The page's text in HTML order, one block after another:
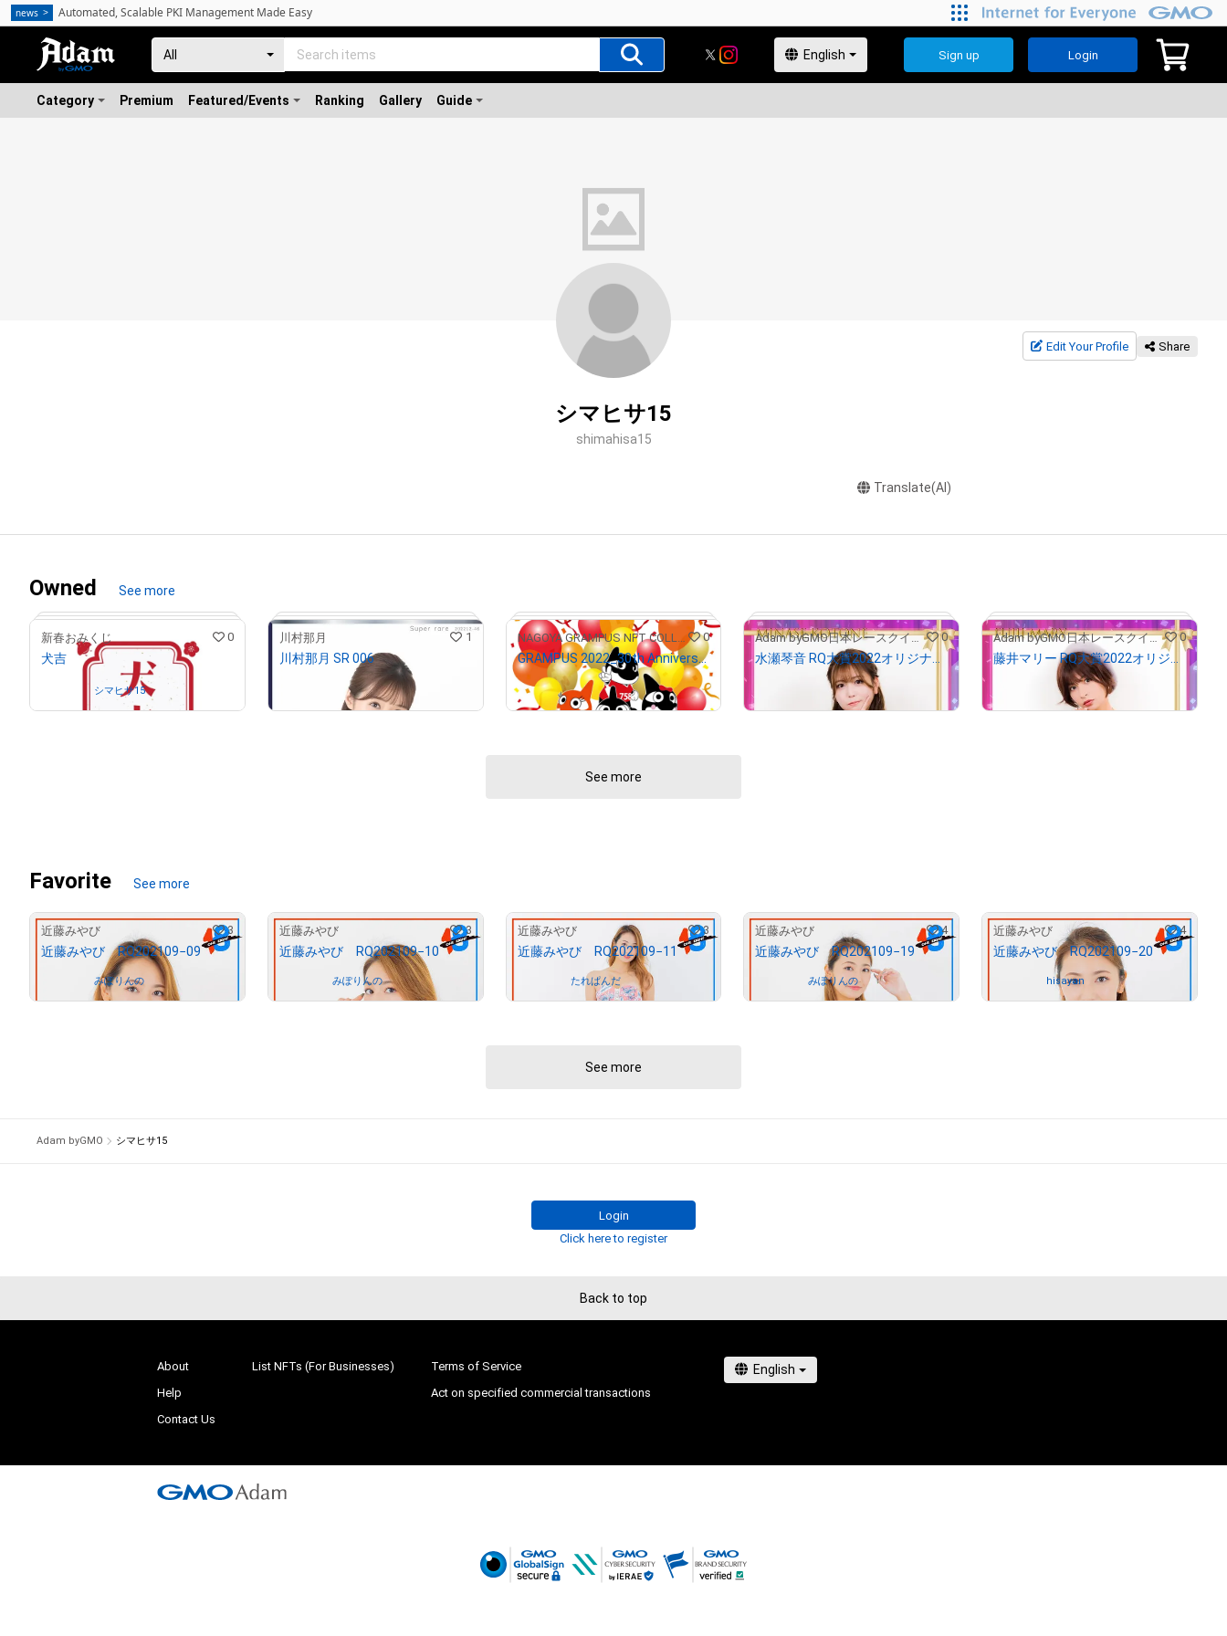
Sign up Login
Category Premium Featured/Events Ranking Gallery Guide
Edit Your Profile Share
シマヒサ15
shimahisa15
Translate(AI)
Owned See more
新春おみくじ 0
犬吉
シマヒサ15
# 5/10
川村那月 1
川村那月 SR 006
)
NAGOYA GRAMPUS NFT COLLECTION 0
GRAMPUS 2022_30th Anniversary
¥500 ($3.17)
# 476/1000
Adam byGMO日本レースクイーン大賞2022 0
水瀬琴音 RQ大賞2022オリジナルNFTトレカ
)
# 478/1000
Adam byGMO日本レースクイーン大賞2022 0
藤井マリー RQ大賞2022オリジナルNFTトレカ
3.17)
See more
Favorite See more
近藤みやび 3
近藤みやび RQ202109−09
みぽりんの
近藤みやび 3
近藤みやび RQ202109−10
みぽりんの
近藤みやび 3
近藤みやび RQ202109−11
たれぱんだ
近藤みやび 4
近藤みやび RQ202109−19
みぽりんの
近藤みやび 4
近藤みやび RQ202109−20
hisayan
See more
Adam byGMO シマヒサ15
Login
Click here to register
Back to top
About
Help
Contact Us
List NFTs (For Businesses)
Terms of Service
Act on specified commercial transactions
news Automated, Scalable PKI Management Made Easy